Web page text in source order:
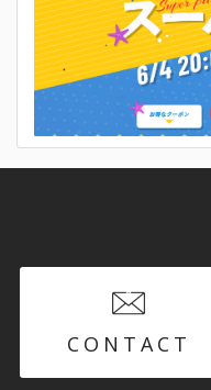
CONTACT